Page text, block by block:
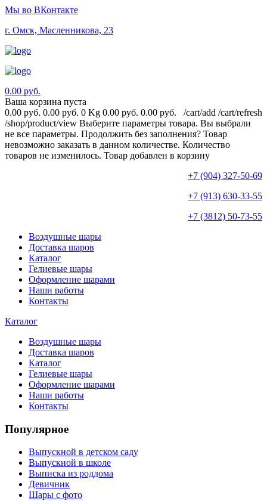
Мы во ВКонтакте
г. Омск, Масленникова, 23
0.00 руб.
Ваша корзина пуста
0.00 руб. 0.00 руб. 0 Kg 0.00 руб. 0.00 руб. /cart/add /cart/refresh
/shop/product/view Выберите параметры товара. Вы выбрали
не все параметры. Продолжить без заполнения? Товар
невозможно заказать в данном количестве. Количество
товаров не изменилось. Товар добавлен в корзину
+7 (904) 327-50-69
+7 (913) 630-33-55
+7 (3812) 50-73-55
Воздушные шары
Доставка шаров
Каталог
Гелиевые шары
Оформление шарами
Наши работы
Контакты
Каталог
Воздушные шары
Доставка шаров
Каталог
Гелиевые шары
Оформление шарами
Наши работы
Контакты
Популярное
Выпускной в детском саду
Выпускной в школе
Выписка из роддома
Девичник
Шары с фото